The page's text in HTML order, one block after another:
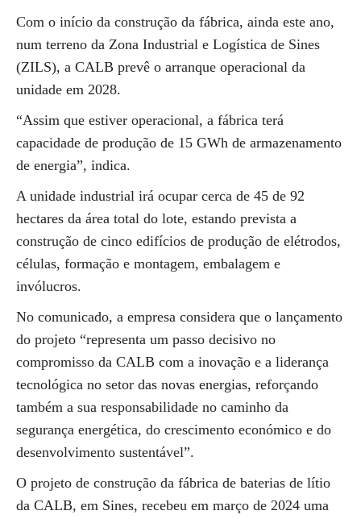
Com o início da construção da fábrica, ainda este ano,
num terreno da Zona Industrial e Logística de Sines
(ZILS), a CALB prevê o arranque operacional da
unidade em 2028.
“Assim que estiver operacional, a fábrica terá
capacidade de produção de 15 GWh de armazenamento
de energia”, indica.
A unidade industrial irá ocupar cerca de 45 de 92
hectares da área total do lote, estando prevista a
construção de cinco edifícios de produção de elétrodos,
células, formação e montagem, embalagem e
invólucros.
No comunicado, a empresa considera que o lançamento
do projeto “representa um passo decisivo no
compromisso da CALB com a inovação e a liderança
tecnológica no setor das novas energias, reforçando
também a sua responsabilidade no caminho da
segurança energética, do crescimento económico e do
desenvolvimento sustentável”.
O projeto de construção da fábrica de baterias de lítio
da CALB, em Sines, recebeu em março de 2024 uma